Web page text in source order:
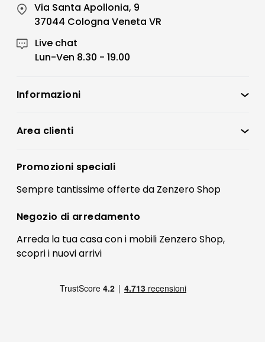
Via Santa Apollonia, 9
37044 Cologna Veneta VR
Live chat
Lun-Ven 8.30 - 19.00
Informazioni
Condizioni di vendita
Preferenze Cookies
Termini e condizioni
Contatti
FAQ
Pagamenti
Area clienti
Registrati
Il mio account
Promozioni speciali
Sempre tantissimeofferteda Zenzero Shop
Negozio di arredamento
Arreda la tua casa con i mobili Zenzero Shop,
scopri i nuovi arrivi